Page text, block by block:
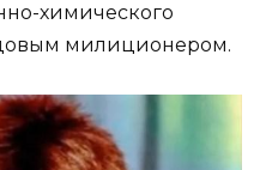
химического
милиционером.